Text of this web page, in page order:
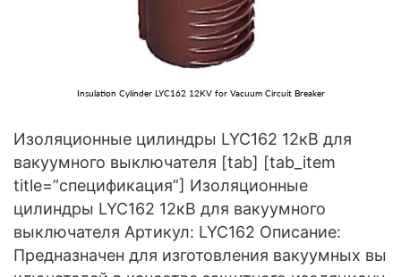
Insulation Cylinder LYC162 12KV for Vacuum Circuit Breaker
Изоляционные цилиндры LYC162 12кВ для
вакуумного выключателя [tab] [tab_item
title=”спецификация”] Изоляционные
цилиндры LYC162 12кВ для вакуумного
выключателя Артикул: LYC162 Описание:
Предназначен для изготовления вакуумных вы